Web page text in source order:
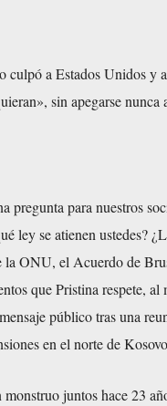
culpó a Estados Unidos y
sin apegarse
pregunta para nuestros
ley se atienen ustedes?
la ONU, el Acuerdo de
que Pristina respete,
público tras una
en el norte de
juntos hace 23